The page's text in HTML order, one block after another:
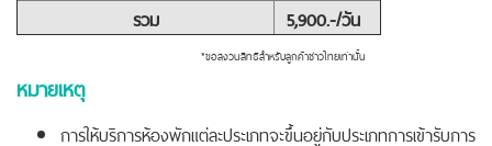
รวม
5,900.-/วัน
*ขอสงวนสิทธิสำหรับลูกค้าชาวไทยเท่านั้น
หมายเหตุ
การให้บริการห้องพักแต่ละประเภทจะขึ้นอยู่กับประเภทการเข้ารับการ